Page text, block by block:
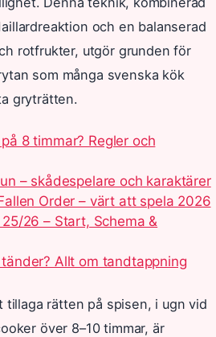
och en balanserad
rotfrukter, utgör grunden för
som många svenska kök
gryträtten.
8 timmar? Regler och
– skådespelare och karaktärer
Order – värt att spela 2026
26 – Start, Schema &
Allt om tandtappning
tillaga rätten på spisen, i ugn vid
över 8–10 timmar, är